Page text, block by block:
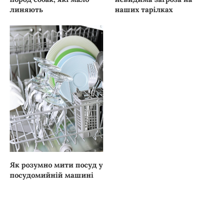
линяють
наших тарілках
Як розумно мити посуд у
посудомийній машині